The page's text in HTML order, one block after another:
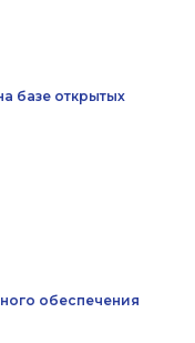
базе открытых
обеспечения